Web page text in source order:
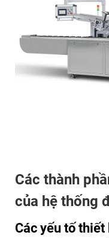
Các thành
của hệ thống
Các yếu tố